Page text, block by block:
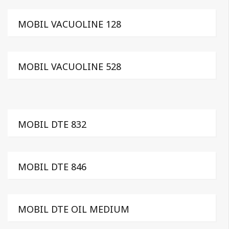
MOBIL VACUOLINE 128
MOBIL VACUOLINE 528
MOBIL DTE 832
MOBIL DTE 846
MOBIL DTE OIL MEDIUM